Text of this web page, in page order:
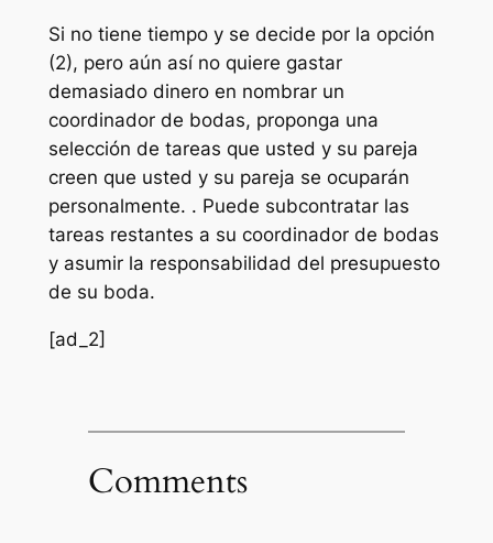
Si no tiene tiempo y se decide por la opción
(2), pero aún así no quiere gastar
demasiado dinero en nombrar un
coordinador de bodas, proponga una
selección de tareas que usted y su pareja
creen que usted y su pareja se ocuparán
personalmente. . Puede subcontratar las
tareas restantes a su coordinador de bodas
y asumir la responsabilidad del presupuesto
de su boda.
[ad_2]
Comments